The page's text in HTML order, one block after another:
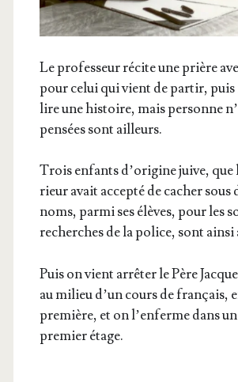
Le pro­fes­seur récite une prière
pour celui qui vient de par­tir, puis
lire une his­toire, mais per­sonne
pen­sées sont ailleurs.
Trois enfants d’o­ri­gine juive, que
rieur avait accep­té de cacher sous
noms, par­mi ses élèves, pour les
recherches de la police, sont ain­si
Puis on vient arrê­ter le Père
au milieu d’un cours de fran­çais,
pre­mière, et on l’en­ferme dans
pre­mier étage.